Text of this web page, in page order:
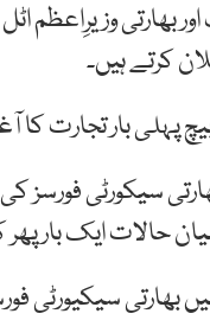
مشرف اور بھارتی
کرتے ہیں۔
میں بھارتی سیکورٹی
حالات ایک بار پھر
میں بھارتی